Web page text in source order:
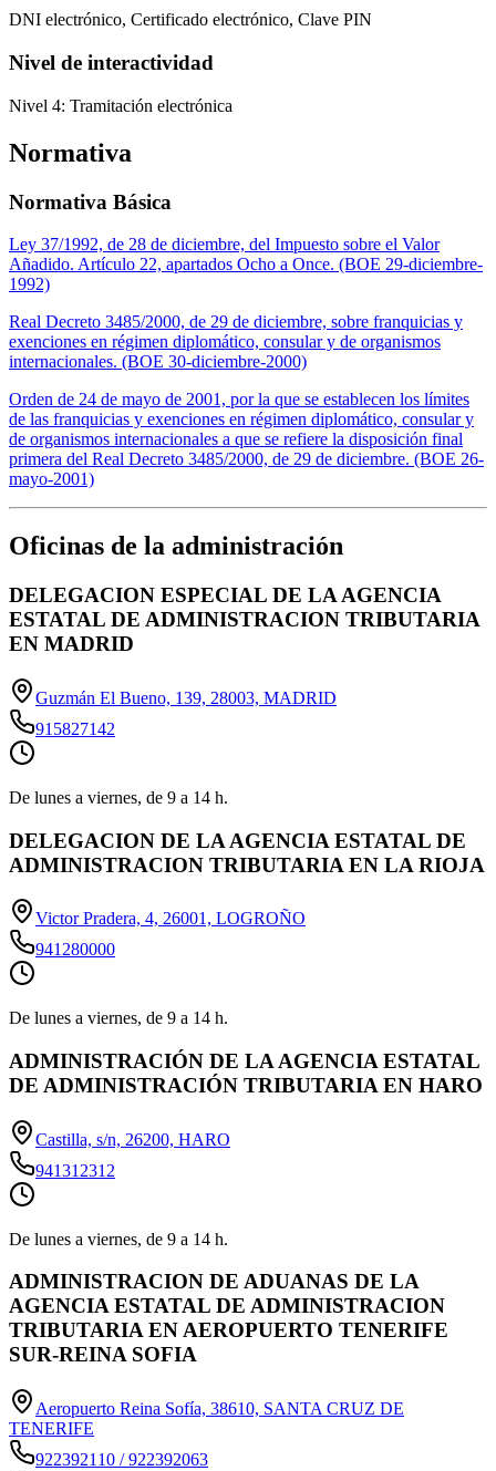
DNI electrónico, Certificado electrónico, Clave PIN
Nivel de interactividad
Nivel 4: Tramitación electrónica
Normativa
Normativa Básica
Ley 37/1992, de 28 de diciembre, del Impuesto sobre el Valor
Añadido. Artículo 22, apartados Ocho a Once. (BOE 29-diciembre-
1992)
Real Decreto 3485/2000, de 29 de diciembre, sobre franquicias y
exenciones en régimen diplomático, consular y de organismos
internacionales. (BOE 30-diciembre-2000)
Orden de 24 de mayo de 2001, por la que se establecen los límites
de las franquicias y exenciones en régimen diplomático, consular y
de organismos internacionales a que se refiere la disposición final
primera del Real Decreto 3485/2000, de 29 de diciembre. (BOE 26-
mayo-2001)
Oficinas de la administración
DELEGACION ESPECIAL DE LA AGENCIA
ESTATAL DE ADMINISTRACION TRIBUTARIA
EN MADRID
Guzmán El Bueno, 139, 28003, MADRID
915827142
De lunes a viernes, de 9 a 14 h.
DELEGACION DE LA AGENCIA ESTATAL DE
ADMINISTRACION TRIBUTARIA EN LA RIOJA
Victor Pradera, 4, 26001, LOGROÑO
941280000
De lunes a viernes, de 9 a 14 h.
ADMINISTRACIÓN DE LA AGENCIA ESTATAL
DE ADMINISTRACIÓN TRIBUTARIA EN HARO
Castilla, s/n, 26200, HARO
941312312
De lunes a viernes, de 9 a 14 h.
ADMINISTRACION DE ADUANAS DE LA
AGENCIA ESTATAL DE ADMINISTRACION
TRIBUTARIA EN AEROPUERTO TENERIFE
SUR-REINA SOFIA
Aeropuerto Reina Sofía, 38610, SANTA CRUZ DE
TENERIFE
922392110 / 922392063